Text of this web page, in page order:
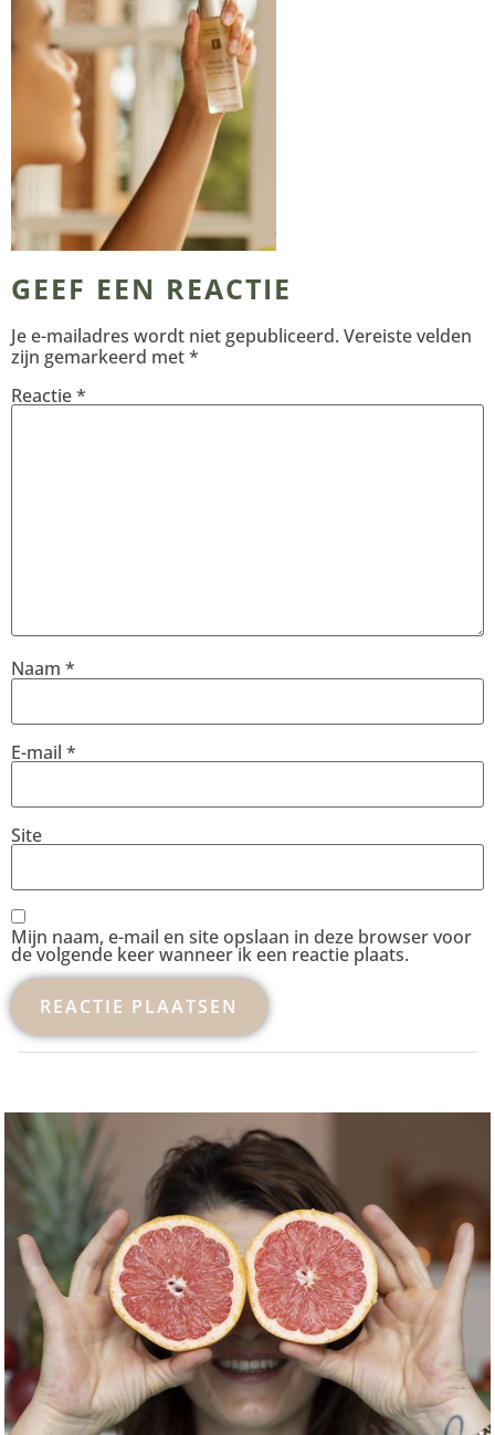
GEEF EEN REACTIE
Je e-mailadres wordt niet gepubliceerd. Vereiste velden
zijn gemarkeerd met*
Reactie*
Naam *
E-mail *
Site
Mijn naam, e-mail en site opslaan in deze browser voor
de volgende keer wanneer ik een reactie plaats.